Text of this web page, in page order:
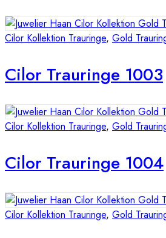
Cilor Kollektion Trauringe, Gold
Cilor Trauringe 1003
Cilor Kollektion Trauringe, Gold
Cilor Trauringe 1004
Cilor Kollektion Trauringe, Gold